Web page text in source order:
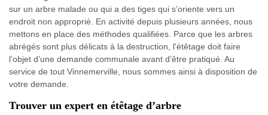
sur un arbre malade ou qui a des tiges qui s’oriente vers un
endroit non approprié. En activité depuis plusieurs années, nous
mettons en place des méthodes qualifiées. Parce que les arbres
abrégés sont plus délicats à la destruction, l'étêtage doit faire
l’objet d’une demande communale avant d’être pratiqué. Au
service de tout Vinnemerville, nous sommes ainsi à disposition de
votre demande.
Trouver un expert en étêtage d’arbre